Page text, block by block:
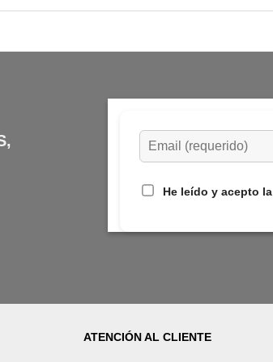
He leído y acepto la
ATENCIÓN AL CLIENTE